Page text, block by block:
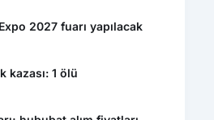
2027 fuarı yapılacak
kazası: 1 ölü